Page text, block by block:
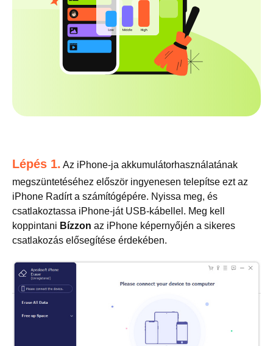
Lépés 1. Az iPhone-ja akkumulátorhasználatának
megszüntetéséhez először ingyenesen telepítse ezt az
iPhone Radírt a számítógépére. Nyissa meg, és
csatlakoztassa iPhone-ját USB-kábellel. Meg kell
koppintani Bízzon az iPhone képernyőjén a sikeres
csatlakozás elősegítése érdekében.